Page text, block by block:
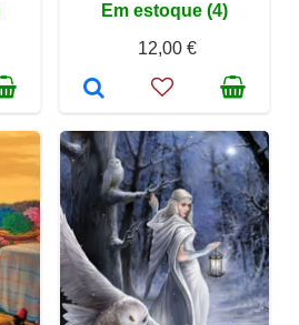
Em estoque (4)
12,00 €